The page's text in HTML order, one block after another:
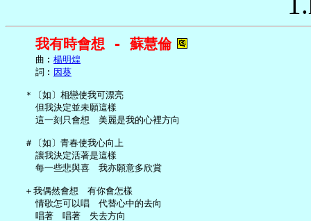
我有時會想 - 蘇慧倫
     曲︰
楊明煌
     詞︰
因葵
   ＊〔如〕相戀使我可漂亮
     但我決定並未願這樣
     這一刻只會想　美麗是我的心裡方向
   ＃〔如〕青春使我心向上
     讓我決定活著是這樣
     每一些悲與喜　我亦願意多欣賞
   ＋我偶然會想　有你會怎樣
     情歌怎可以唱　代替心中的去向
     唱著　唱著　失去方向